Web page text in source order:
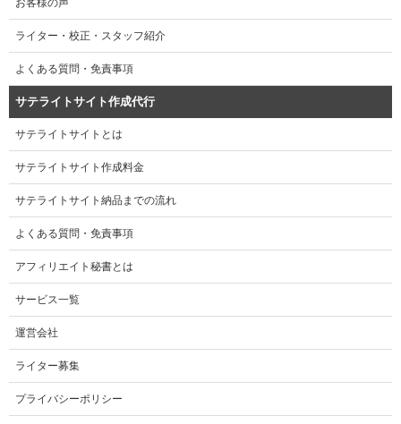
ライター・校正・スタッフ紹介
よくある質問・免責事項
サテライトサイト作成代行
サテライトサイトとは
サテライトサイト作成料金
サテライトサイト納品までの流れ
よくある質問・免責事項
アフィリエイト秘書とは
サービス一覧
運営会社
ライター募集
プライバシーポリシー